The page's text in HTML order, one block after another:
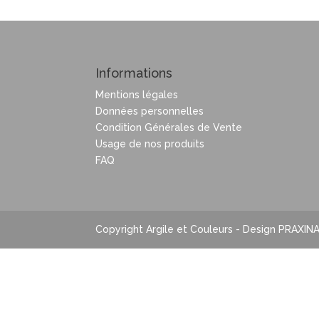
Informations
Mentions légales
Données personnelles
Condition Générales de Vente
Usage de nos produits
FAQ
Copyright Argile et Couleurs - Design